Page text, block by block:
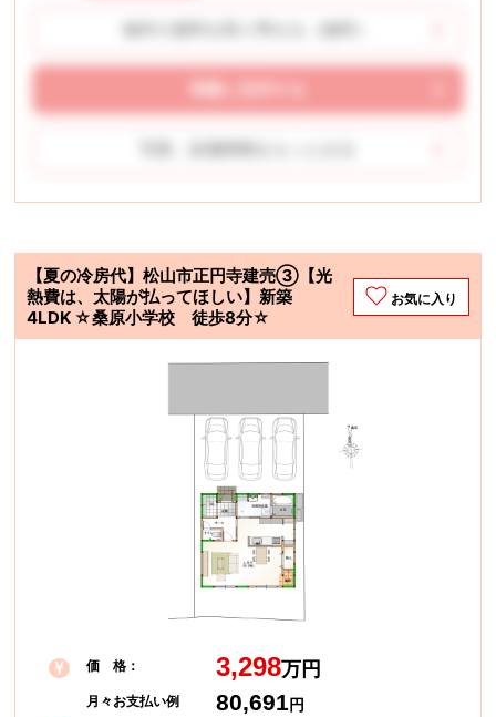
【夏の冷房代】松山市正円寺建売③【光
熱費は、太陽が払ってほしい】新築
4LDK ☆桑原小学校 徒歩8分☆
お気に入り
価 格： 3,298万円
月々お支払い例 80,691円